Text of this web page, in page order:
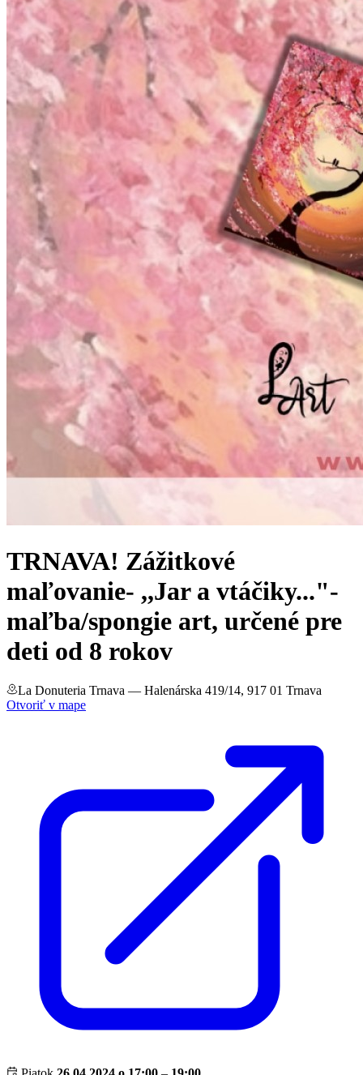
TRNAVA! Zážitkové
maľovanie- ,,Jar a vtáčiky..."-
maľba/spongie art, určené pre
deti od 8 rokov
La Donuteria Trnava — Halenárska 419/14, 917 01 Trnava
Otvoriť v mape